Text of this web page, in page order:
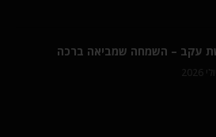
עקב – השמחה שמביאה ברכה